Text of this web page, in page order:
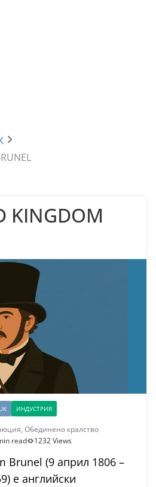
KINGDOM
ИНДУСТРИЯ
, Обединено кралство
read 1232 Views
Brunel (9 април 1806 –
е английски